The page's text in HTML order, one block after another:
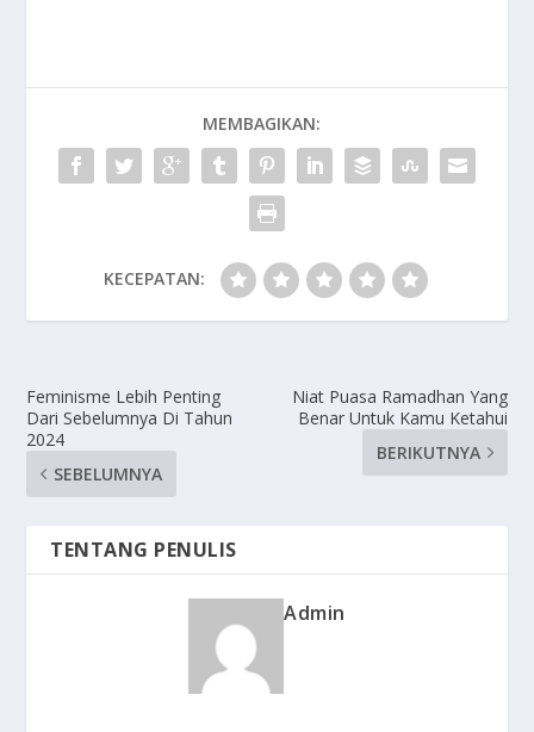
MEMBAGIKAN:
KECEPATAN:
Feminisme Lebih Penting
Dari Sebelumnya Di Tahun
2024
SEBELUMNYA
Niat Puasa Ramadhan Yang
Benar Untuk Kamu Ketahui
BERIKUTNYA
TENTANG PENULIS
Admin